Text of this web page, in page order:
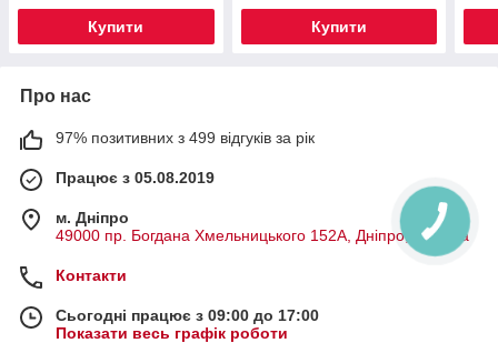
Купити Купити
Про нас
97% позитивних з 499 відгуків за рік
Працює з 05.08.2019
м. Дніпро
49000 пр. Богдана Хмельницького 152А, Дніпро, Україна
Контакти
Сьогодні працює з 09:00 до 17:00
Показати весь графік роботи